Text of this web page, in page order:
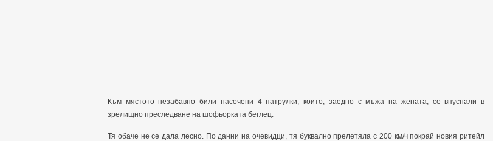
Към мястото незабавно били насочени 4 патрулки, които, заедно с мъжа на жената, се впуснали в
зрелищно преследване на шофьорката беглец.
Тя обаче не се дала лесно. По данни на очевидци, тя буквално прелетяла с 200 км/ч покрай новия ритейл